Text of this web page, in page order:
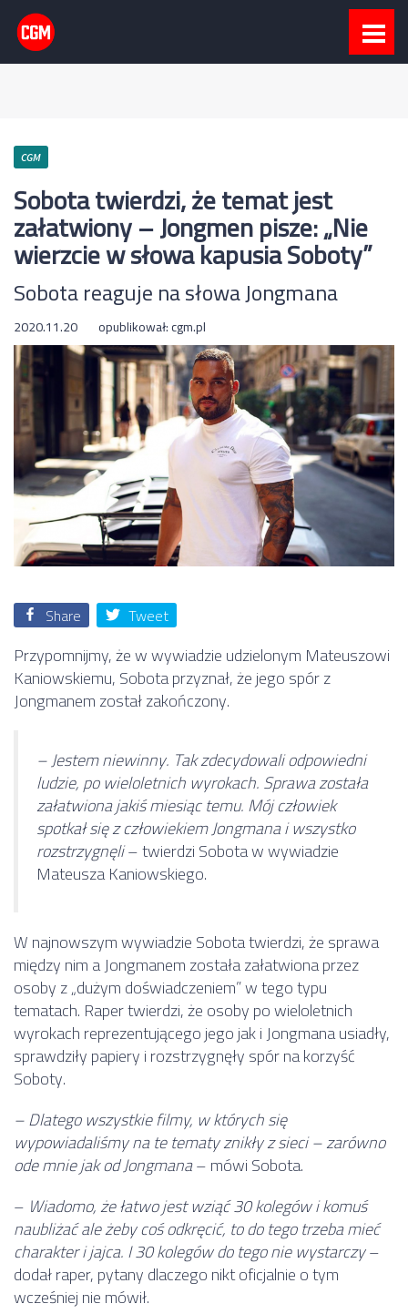
CGM
Sobota twierdzi, że temat jest
załatwiony – Jongmen pisze: „Nie
wierzcie w słowa kapusia Soboty”
Sobota reaguje na słowa Jongmana
2020.11.20 opublikował:cgm.pl
Share Tweet
Przypomnijmy, że w wywiadzie udzielonym Mateuszowi
Kaniowskiemu, Sobota przyznał, że jego spór z
Jongmanem został zakończony.
– Jestem niewinny. Tak zdecydowali odpowiedni
ludzie, po wieloletnich wyrokach. Sprawa została
załatwiona jakiś miesiąc temu. Mój człowiek
spotkał się z człowiekiem Jongmana i wszystko
rozstrzygnęli– twierdzi Sobota w wywiadzie
Mateusza Kaniowskiego.
W najnowszym wywiadzie Sobota twierdzi, że sprawa
między nim a Jongmanem została załatwiona przez
osoby z „dużym doświadczeniem” w tego typu
tematach. Raper twierdzi, że osoby po wieloletnich
wyrokach reprezentującego jego jak i Jongmana usiadły,
sprawdziły papiery i rozstrzygnęły spór na korzyść
Soboty.
– Dlatego wszystkie filmy, w których się
wypowiadaliśmy na te tematy znikły z sieci – zarówno
ode mnie jak od Jongmana– mówi Sobota.
– Wiadomo, że łatwo jest wziąć 30 kolegów i komuś
naubliżać ale żeby coś odkręcić, to do tego trzeba mieć
charakter i jajca. I 30 kolegów do tego nie wystarczy–
dodał raper, pytany dlaczego nikt oficjalnie o tym
wcześniej nie mówił.